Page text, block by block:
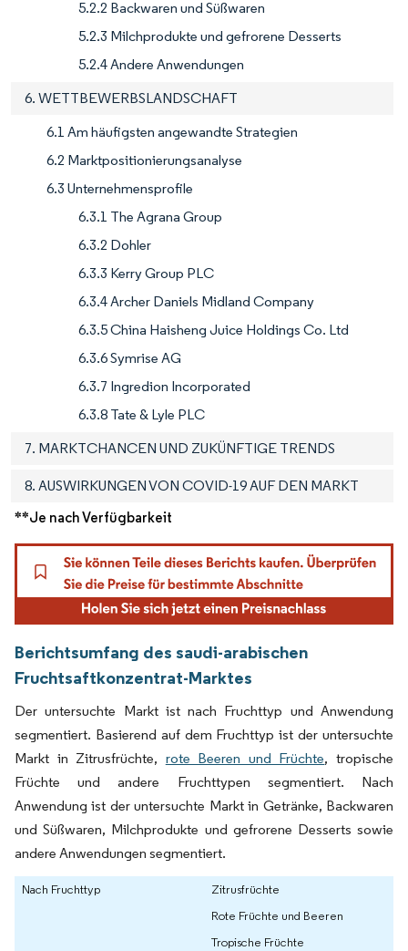
5.2.2 Backwaren und Süßwaren
5.2.3 Milchprodukte und gefrorene Desserts
5.2.4 Andere Anwendungen
6. WETTBEWERBSLANDSCHAFT
6.1 Am häufigsten angewandte Strategien
6.2 Marktpositionierungsanalyse
6.3 Unternehmensprofile
6.3.1 The Agrana Group
6.3.2 Dohler
6.3.3 Kerry Group PLC
6.3.4 Archer Daniels Midland Company
6.3.5 China Haisheng Juice Holdings Co. Ltd
6.3.6 Symrise AG
6.3.7 Ingredion Incorporated
6.3.8 Tate & Lyle PLC
7. MARKTCHANCEN UND ZUKÜNFTIGE TRENDS
8. AUSWIRKUNGEN VON COVID-19 AUF DEN MARKT
**Je nach Verfügbarkeit
Berichtsumfang des saudi-arabischen
Fruchtsaftkonzentrat-Marktes
Der untersuchte Markt ist nach Fruchttyp und Anwendung
segmentiert. Basierend auf dem Fruchttyp ist der untersuchte
Markt in Zitrusfrüchte, rote Beeren und Früchte, tropische
Früchte und andere Fruchttypen segmentiert. Nach
Anwendung ist der untersuchte Markt in Getränke, Backwaren
und Süßwaren, Milchprodukte und gefrorene Desserts sowie
andere Anwendungen segmentiert.
Nach Fruchttyp
Zitrusfrüchte
Rote Früchte und Beeren
Tropische Früchte